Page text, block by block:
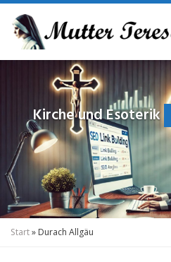
Skip
main
Kirche und Esoterik
Start» Durach Allgäu